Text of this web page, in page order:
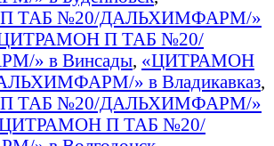
ТАБ №20/ДАЛЬХИМФАРМ/»
П ТАБ №20/
» в Винсады, «ЦИТРАМОН
» в Владикавказ,
ТАБ №20/ДАЛЬХИМФАРМ/»
П ТАБ №20/